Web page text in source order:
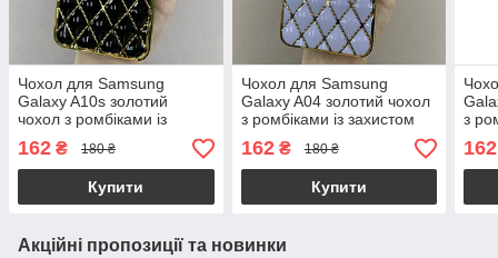
Чохол для Samsung
Galaxy A10s золотий
чохол з ромбіками із
захистом камери на
телефон самсунг а10с
чорний w0u
162 ₴ 180 ₴
Купити
Чохол для Samsung
Galaxy A04 золотий чохол
з ромбіками із захистом
камери на телефон
самсунг а04 бузковий w0u
162₴ 180 ₴
Купити
з
162
Акційні пропозиції та новинки